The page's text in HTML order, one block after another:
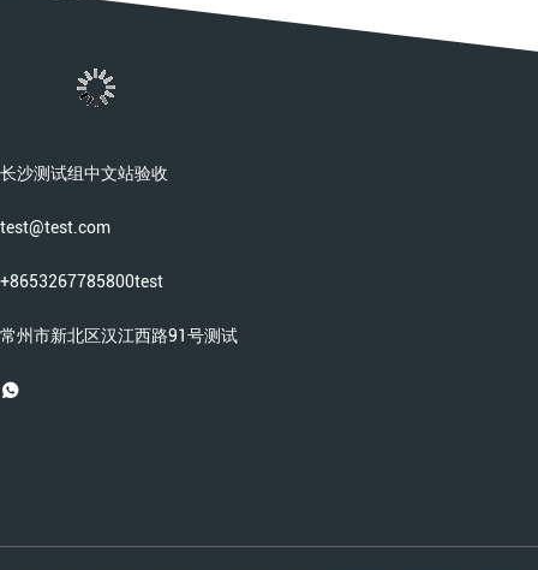
长沙测试组中文站验收
test@test.com
+8653267785800test
常州市新北区汉江西路91号测试